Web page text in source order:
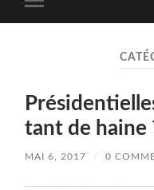
mobile
tant de haine
MAI 6, 2017 / 0